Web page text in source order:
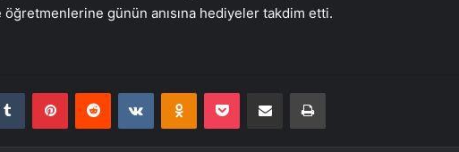
günün anısına hediyeler takdim etti.
Tumblr PinterestReddit VKontakteOdnoklassniki
Pocket E-Posta ile paylaş Yazdır